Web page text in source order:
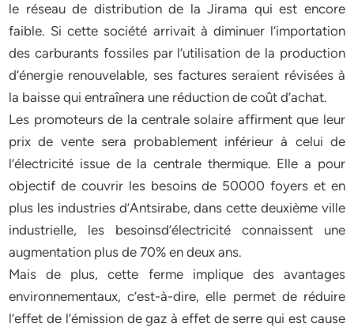
le réseau de distribution de la Jirama qui est encore
faible. Si cette société arrivait à diminuer l’importation
des carburants fossiles par l’utilisation de la production
d’énergie renouvelable, ses factures seraient révisées à
la baisse qui entraînera une réduction de coût d’achat.
Les promoteurs de la centrale solaire affirment que leur
prix de vente sera probablement inférieur à celui de
l’électricité issue de la centrale thermique. Elle a pour
objectif de couvrir les besoins de 50000 foyers et en
plus les industries d’Antsirabe, dans cette deuxième ville
industrielle, les besoinsd’électricité connaissent une
augmentation plus de 70% en deux ans.
Mais de plus, cette ferme implique des avantages
environnementaux, c’est-à-dire, elle permet de réduire
l’effet de l’émission de gaz à effet de serre qui est cause